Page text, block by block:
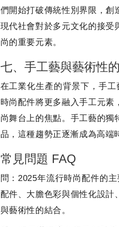
們開始打破傳統性別界限，創
現代社會對於多元文化的接受
尚的重要元素。
七、手工藝與藝術性
在工業化生產的背景下，手
時尚配件將更多融入手工元
尚舞台上的焦點。手工藝的
品，這種趨勢正逐漸成為高端
常見問題 FAQ
問：2025年流行時尚配件的
配件、大膽色彩與個性化設計
與藝術性的結合。